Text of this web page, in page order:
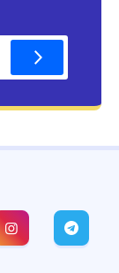
 